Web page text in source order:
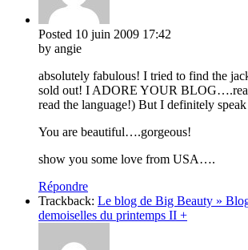
Posted 10 juin 2009 17:42
by angie
absolutely fabulous! I tried to find the
sold out! I ADORE YOUR
read the language!) But I definitely
You are beautiful….gorgeous!
show you some love from USA….
Répondre
Trackback: Le blog de Big Beauty »
demoiselles du printemps II +